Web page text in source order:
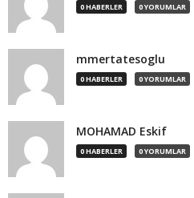
0 HABERLER 0 YORUMLAR
mmertatesoglu
0 HABERLER 0 YORUMLAR
MOHAMAD Eskif
0 HABERLER 0 YORUMLAR